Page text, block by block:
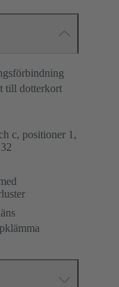
till dotterkort
c, positioner 1,